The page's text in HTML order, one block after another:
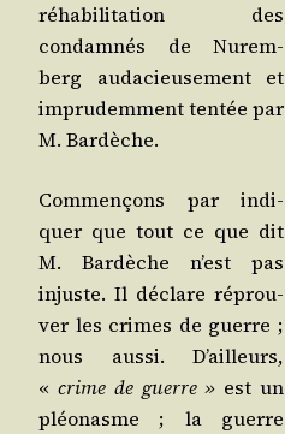
réha­bi­li­ta­tion des
condam­nés de Nurem­
berg auda­cieu­se­ment et
impru­dem­ment ten­tée par
M. Bardèche.
Com­men­çons par indi­
quer que tout ce que dit
M. Bar­dèche n’est pas
injuste. Il déclare réprou­
ver les crimes de guerre ;
nous aus­si. D’ailleurs,
« crime de guerre » est un
pléo­nasme ; la guerre